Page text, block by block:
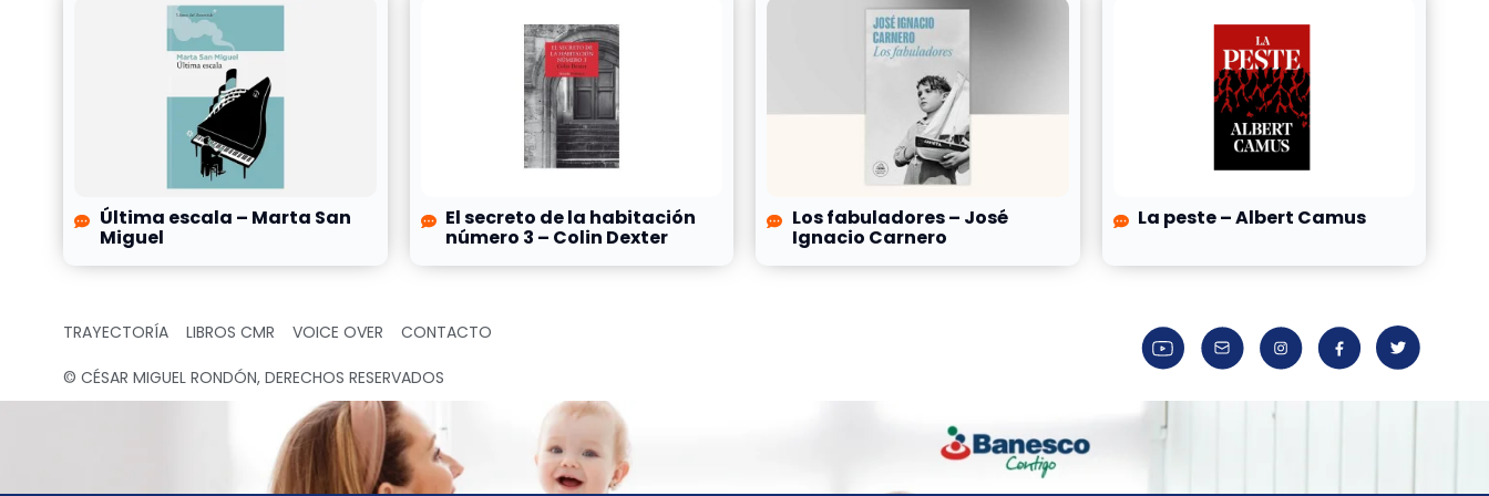
Última escala – Marta San
Miguel
El secreto de la habitación
número 3 – Colin Dexter
Los fabuladores – José
Ignacio Carnero
La peste – Albert Camus
TRAYECTORÍA LIBROS CMR VOICE OVER CONTACTO
© CÉSAR MIGUEL RONDÓN, DERECHOS RESERVADOS